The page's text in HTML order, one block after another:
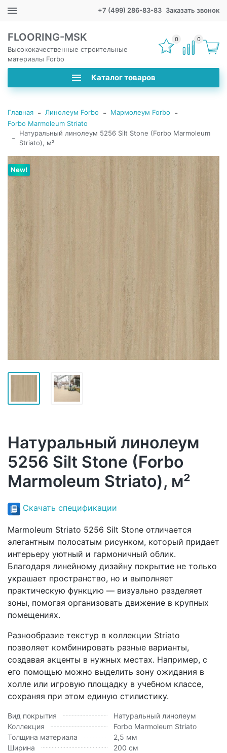
+7 (499) 286-83-83 Заказать звонок
FLOORING-MSK
Высококачественные строительные
материалы Forbo
Каталог товаров
0 0
Главная - Линолеум Forbo - Мармолеум Forbo -
Forbo Marmoleum Striato
-
Натуральный линолеум 5256 Silt Stone (Forbo Marmoleum
Striato), м²
New!
Натуральный линолеум
5256 Silt Stone (Forbo
Marmoleum Striato), м²
Скачать спецификации
Marmoleum Striato 5256 Silt Stone отличается
элегантным полосатым рисунком, который придает
интерьеру уютный и гармоничный облик.
Благодаря линейному дизайну покрытие не только
украшает пространство, но и выполняет
практическую функцию — визуально разделяет
зоны, помогая организовать движение в крупных
помещениях.
Разнообразие текстур в коллекции Striato
позволяет комбинировать разные варианты,
создавая акценты в нужных местах. Например, с
его помощью можно выделить зону ожидания в
холле или игровую площадку в учебном классе,
сохраняя при этом единую стилистику.
Вид покрытия
Натуральный линолеум
Коллекция
Forbo Marmoleum Striato
Толщина материала
2,5 мм
Ширина
200 см